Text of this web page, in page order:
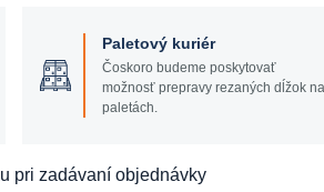
Paletový kuriér
Čoskoro budeme poskytovať
možnosť prepravy rezaných dĺžok
paletách.
pri zadávaní objednávky